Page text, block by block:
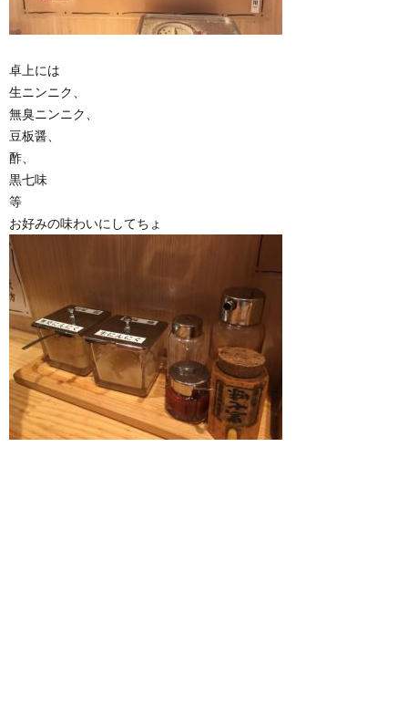
卓上には
生ニンニク、
無臭ニンニク、
豆板醤、
酢、
黒七味
等
お好みの味わいにしてちょ